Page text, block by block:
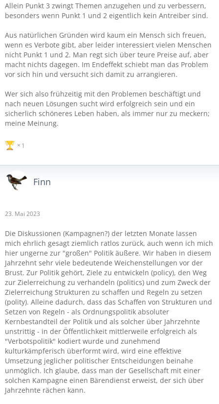
Allein Punkt 3 zwingt Themen anzugehen und zu verbessern,
besonders wenn Punkt 1 und 2 eigentlich kein Antreiber sind.
Aus natürlichen Gründen wird kaum ein Mensch sich freuen,
wenn es Verbote gibt, aber leider interessiert vielen Menschen
nicht Punkt 1 und 2. Man regt sich über teure Preise auf, aber
macht nichts dagegen. Im Endeffekt schiebt man das Problem
vor sich hin und versucht sich damit zu arrangieren.
Wer sich also frühzeitig mit den Problemen beschäftigt und
nach neuen Lösungen sucht wird erfolgreich sein und ein
sicherlich schöneres Leben haben, als immer nur zu meckern;
meine Meinung.
1
Finn
23. Mai 2023
Die Diskussionen (Kampagnen?) der letzten Monate lassen
mich ehrlich gesagt ziemlich ratlos zurück, auch wenn ich mich
hier ungerne zur "großen" Politik äußere. Wir haben in diesem
Jahrzehnt sehr viele bedeutende Weichenstellungen vor der
Brust. Zur Politik gehört, Ziele zu entwickeln (policy), den Weg
zur Zielerreichung zu verhandeln (politics) und zum Zweck der
Zielerreichung Strukturen zu schaffen und Regeln zu setzen
(polity). Alleine dadurch, dass das Schaffen von Strukturen und
Setzen von Regeln - als Ordnungspolitik absoluter
Kernbestandteil der Politik und als solcher über Jahrzehnte
unstrittig - in der Öffentlichkeit mittlerweile erfolgreich als
"Verbotspolitik" kodiert wurde und zunehmend
kulturkämpferisch überformt wird, wird eine effektive
Umsetzung jeglicher politischer Entscheidungen beinahe
unmöglich. Ich glaube, dass man der Gesellschaft mit einer
solchen Kampagne einen Bärendienst erweist, der sich über
Jahrzehnte rächen kann.